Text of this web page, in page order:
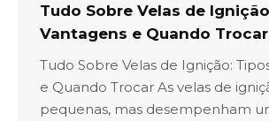
Tudo Sobre Velas de
Vantagens e Quando Trocar
Tudo Sobre Velas de Ignição:
e Quando Trocar As velas de
pequenas, mas desempenham